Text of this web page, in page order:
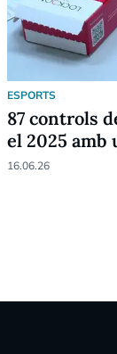
ESPORTS
87 controls
el 2025 amb
16.06.26